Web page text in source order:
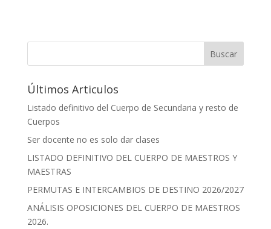
b
k
y
k
s
p
l e p
arBuscar
Últimos Articulos
Listado definitivo del Cuerpo de Secundaria y resto de
Cuerpos
Ser docente no es solo dar clases
LISTADO DEFINITIVO DEL CUERPO DE MAESTROS Y
MAESTRAS
PERMUTAS E INTERCAMBIOS DE DESTINO 2026/2027
ANÁLISIS OPOSICIONES DEL CUERPO DE MAESTROS
2026.